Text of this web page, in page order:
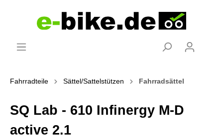
Fahrradteile Sättel/Sattelstützen Fahrradsättel
SQ Lab - 610 Infinergy M-D
active 2.1